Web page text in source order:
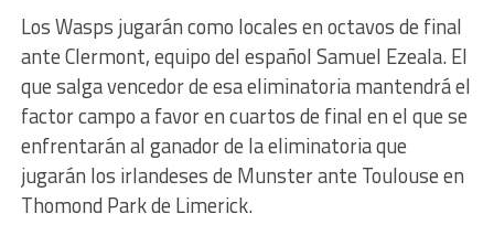
Los Wasps jugarán como locales en octavos de final
ante Clermont, equipo del español Samuel Ezeala. El
que salga vencedor de esa eliminatoria mantendrá el
factor campo a favor en cuartos de final en el que se
enfrentarán al ganador de la eliminatoria que
jugarán los irlandeses de Munster ante Toulouse en
Thomond Park de Limerick.